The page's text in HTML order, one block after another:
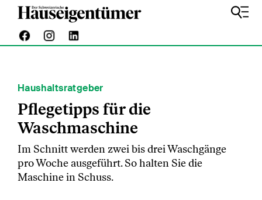
Haushaltsratgeber
Pflegetipps für die
Waschmaschine
Im Schnitt werden zwei bis drei Waschgänge
pro Woche ausgeführt. So halten Sie die
Maschine in Schuss.